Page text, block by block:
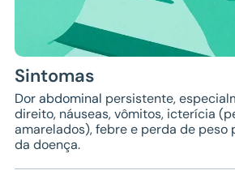
Sintomas
Dor abdominal persistente,
direito, náuseas, vômitos, icterícia
amarelados), febre e perda de peso
da doença.